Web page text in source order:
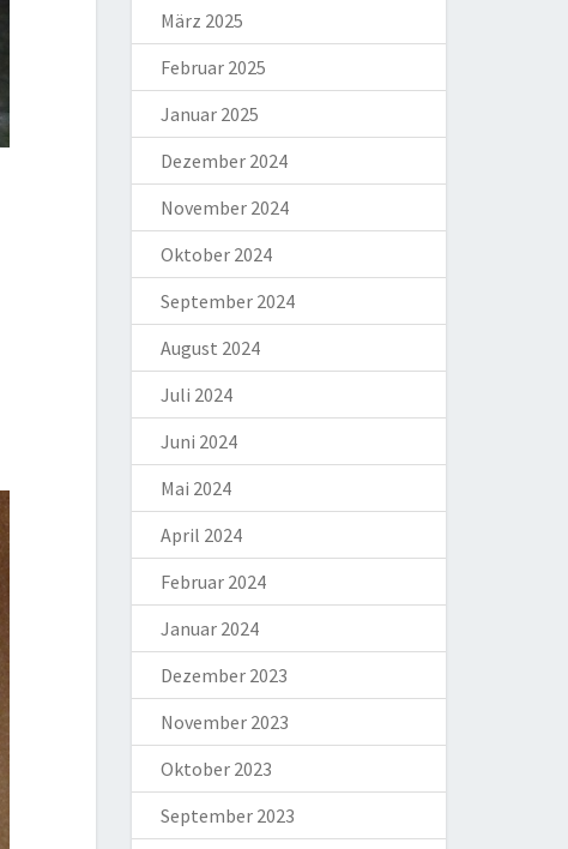
März 2025
Februar 2025
Januar 2025
Dezember 2024
November 2024
Oktober 2024
September 2024
August 2024
Juli 2024
Juni 2024
Mai 2024
April 2024
Februar 2024
Januar 2024
Dezember 2023
November 2023
Oktober 2023
September 2023